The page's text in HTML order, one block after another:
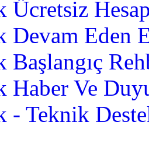
Ücretsiz
Devam Eden
Başlangıç
Haber Ve
- Teknik